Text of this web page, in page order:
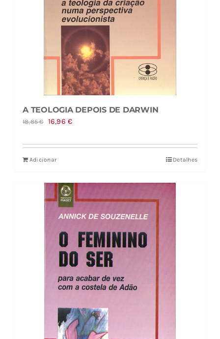
A TEOLOGIA DEPOIS DE DARWIN
18,85€
O
original
era:
16,96€O
atual
Adicionar Detalhes